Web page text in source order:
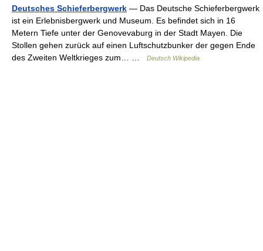
Deutsches Schieferbergwerk — Das Deutsche Schieferbergwerk
ist ein Erlebnisbergwerk und Museum. Es befindet sich in 16
Metern Tiefe unter der Genovevaburg in der Stadt Mayen. Die
Stollen gehen zurück auf einen Luftschutzbunker der gegen Ende
des Zweiten Weltkrieges zum… …
Deutsch Wikipedia